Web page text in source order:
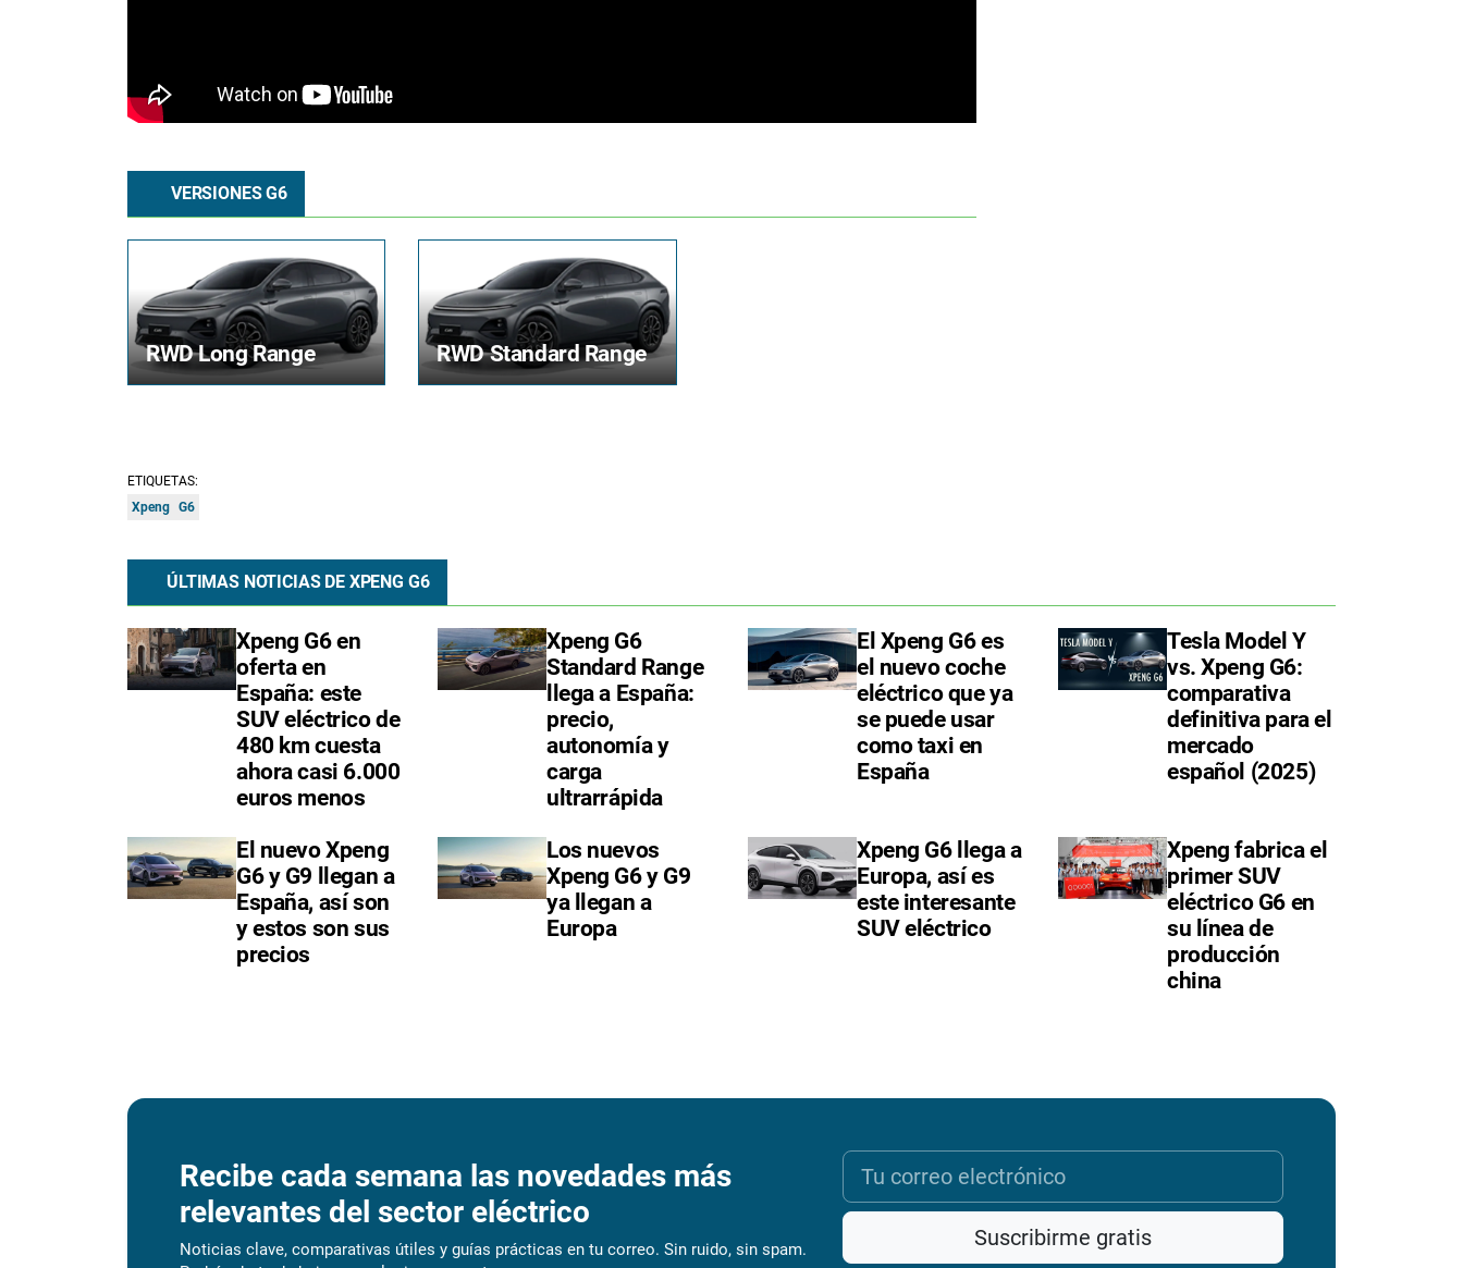
VERSIONES G6
RWD Long Range RWD Standard Range
ETIQUETAS:
Xpeng G6
ÚLTIMAS NOTICIAS DE XPENG G6
Xpeng G6 en
oferta en
España: este
SUV eléctrico de
480 km cuesta
ahora casi 6.000
euros menos
Xpeng G6
Standard Range
llega a España:
precio,
autonomía y
carga
ultrarrápida
El Xpeng G6 es
el nuevo coche
eléctrico que ya
se puede usar
como taxi en
España
Tesla Model Y
vs. Xpeng G6:
comparativa
definitiva para el
mercado
español (2025)
El nuevo Xpeng
G6 y G9 llegan a
España, así son
y estos son sus
precios
Los nuevos
Xpeng G6 y G9
ya llegan a
Europa
Xpeng G6 llega a
Europa, así es
este interesante
SUV eléctrico
Xpeng fabrica el
primer SUV
eléctrico G6 en
su línea de
producción
china
Recibe cada semana las novedades más
relevantes del sector eléctrico
Noticias clave, comparativas útiles y guías prácticas en tu correo. Sin ruido, sin spam.
Suscribirme gratis